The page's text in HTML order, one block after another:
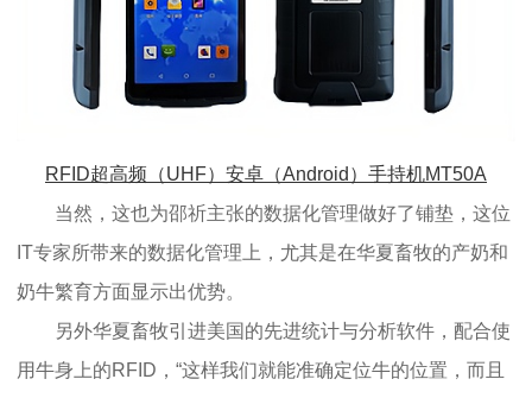
RFID超高频（UHF）安卓（Android）手持机MT50A
当然，这也为邵祈主张的数据化管理做好了铺垫，这位
IT专家所带来的数据化管理上，尤其是在华夏畜牧的产奶和
奶牛繁育方面显示出优势。
另外华夏畜牧引进美国的先进统计与分析软件，配合使
用牛身上的RFID，“这样我们就能准确定位牛的位置，而且